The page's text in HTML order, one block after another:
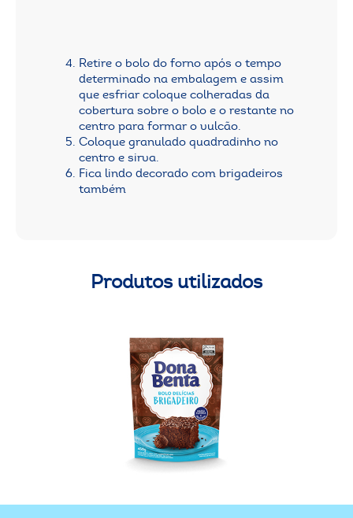
Retire o bolo do forno após o tempo
determinado na embalagem e assim
que esfriar coloque colheradas da
cobertura sobre o bolo e o restante no
centro para formar o vulcão.
Coloque granulado quadradinho no
centro e sirva.
Fica lindo decorado com brigadeiros
também
Produtos utilizados